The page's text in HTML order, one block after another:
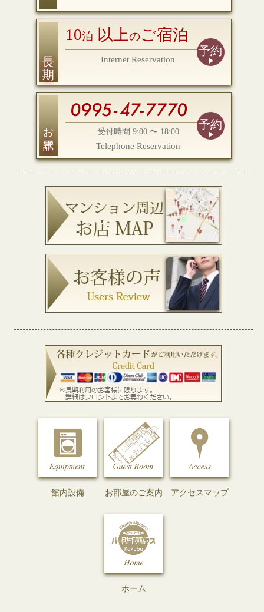
10泊 以上のご宿泊
Internet Reservation
予約
お電話 受付時間 9:00 〜 18:00
Telephone Reservation
予約
館内設備 お部屋のご案内 アクセスマップ
ホーム